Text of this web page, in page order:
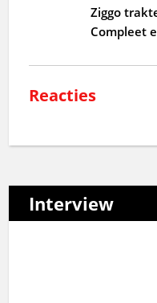
Ziggo
Compleet
Reacties
Interview